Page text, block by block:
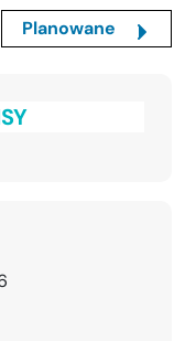
Planowane